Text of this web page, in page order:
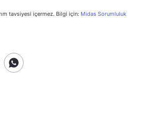
tavsiyesi içermez. Bilgi için: Midas Sorumluluk